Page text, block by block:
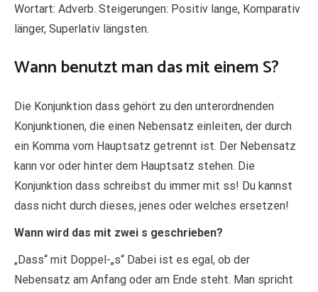
Wortart: Adverb. Steigerungen: Positiv lange, Komparativ
länger, Superlativ längsten.
Wann benutzt man das mit einem S?
Die Konjunktion dass gehört zu den unterordnenden
Konjunktionen, die einen Nebensatz einleiten, der durch
ein Komma vom Hauptsatz getrennt ist. Der Nebensatz
kann vor oder hinter dem Hauptsatz stehen. Die
Konjunktion dass schreibst du immer mit ss! Du kannst
dass nicht durch dieses, jenes oder welches ersetzen!
Wann wird das mit zwei s geschrieben?
„Dass“ mit Doppel-„s“ Dabei ist es egal, ob der
Nebensatz am Anfang oder am Ende steht. Man spricht